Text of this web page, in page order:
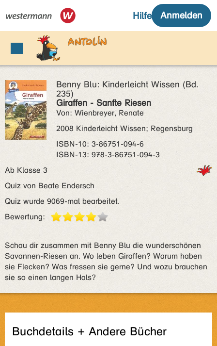
Benny Blu: Kinderleicht Wissen (Bd.
235)
Giraffen - Sanfte Riesen
Von: Wienbreyer, Renate
2008 Kinderleicht Wissen; Regensburg
ISBN‑10: 3-86751-094-6
ISBN‑13: 978-3-86751-094-3
Ab Klasse 3
Quiz von Beate Endersch
Quiz wurde 9069-mal bearbeitet.
Bewertung:
Schau dir zusammen mit Benny Blu die wunderschönen
Savannen-Riesen an. Wo leben Giraffen? Warum haben
sie Flecken? Was fressen sie gerne? Und wozu brauchen
sie so einen langen Hals?
Buchdetails + Andere Bücher